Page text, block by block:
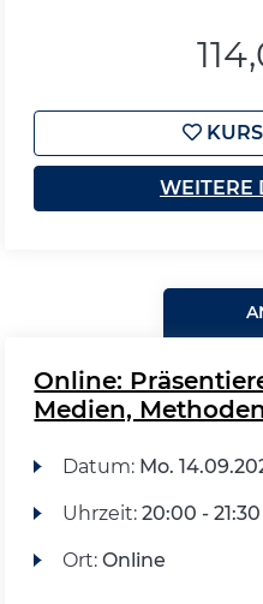
WEITERE
Online:
Medien,
Datum: Mo.
Uhrzeit: 20:00 -
Ort: Online